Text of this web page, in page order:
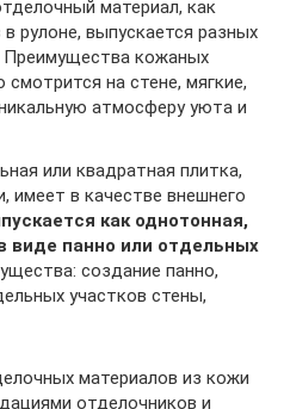
материал, как
рулоне, выпускается разных
Преимущества кожаных
смотрится на стене, мягкие,
атмосферу уюта и
или квадратная плитка,
имеет в качестве внешнего
как однотонная,
виде панно или отдельных
создание панно,
участков стены,
материалов из кожи
отделочников и